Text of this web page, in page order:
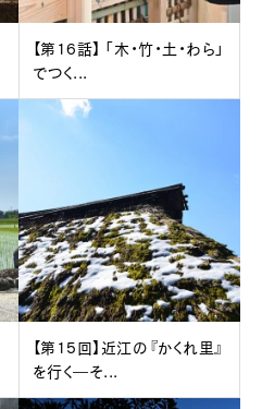
【第16話】 「木・竹・土・わら」
でつく...
【第15回】近江の『かくれ里』
を行く―そ...